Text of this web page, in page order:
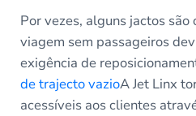
Por vezes, alguns jactos
viagem sem passageiros
exigência de
de trajecto vazioA Jet Linx
acessíveis aos clientes